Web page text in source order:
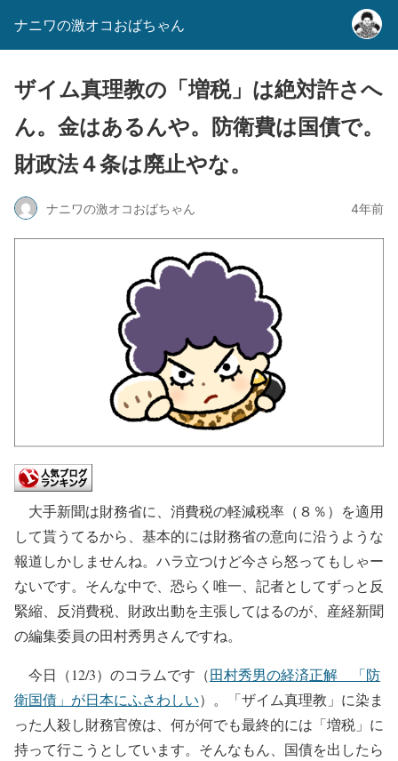
ナニワの激オコおばちゃん
ザイム真理教の「増税」は絶対許さへ
ん。金はあるんや。防衛費は国債で。
財政法４条は廃止やな。
ナニワの激オコおばちゃん 4年前
大手新聞は財務省に、消費税の軽減税率（８％）を適用
して貰うてるから、基本的には財務省の意向に沿うような
報道しかしませんね。ハラ立つけど今さら怒ってもしゃー
ないです。そんな中で、恐らく唯一、記者としてずっと反
緊縮、反消費税、財政出動を主張してはるのが、産経新聞
の編集委員の田村秀男さんですね。
今日（12/3）のコラムです（田村秀男の経済正解 「防
衛国債」が日本にふさわしい）。「ザイム真理教」に染ま
った人殺し財務官僚は、何が何でも最終的には「増税」に
持って行こうとしています。そんなもん、国債を出したら